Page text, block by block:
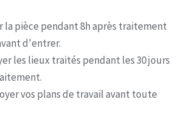
la pièce pendant 8h après traitement
d'entrer.
les lieux traités pendant les 30 jours
vos plans de travail avant toute